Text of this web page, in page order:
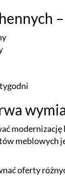
oferty